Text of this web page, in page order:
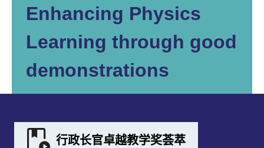
Enhancing Physics
Learning through good
demonstrations
行政长官卓越教学奖荟萃